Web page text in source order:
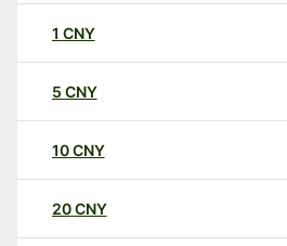
1 CNY
5 CNY
10CNY
20CNY